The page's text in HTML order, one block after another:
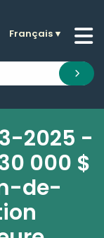
Français▼
2025 -
000 $
de-